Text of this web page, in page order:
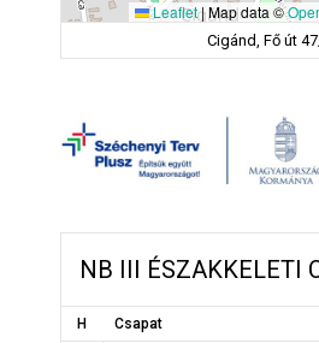
Leaflet|Map data ©
Cigánd, Fő út
NB III ÉSZAKKELETI
H Csapat